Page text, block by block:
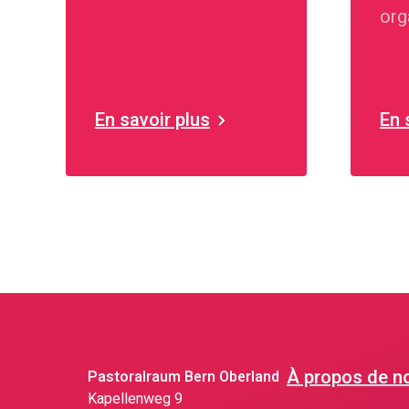
En savoir plus En
Pastoralraum Bern Oberland
Kapellenweg 9
À propos de